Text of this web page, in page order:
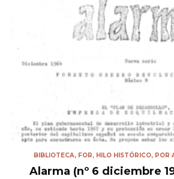
BIBLIOTECA, FOR, HILO HISTÓRICO, POR
Alarma (nº 6 diciembre